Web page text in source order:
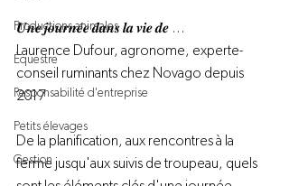
Productions animales
Équestre
Responsabilité d'entreprise
Petits élevages
Gestion
𝑼𝒏𝒆 𝒋𝒐𝒖𝒓𝒏𝒆́𝒆 𝒅𝒂𝒏𝒔 𝒍𝒂 𝒗𝒊𝒆 𝒅𝒆 …
Laurence Dufour, agronome, experte-
conseil ruminants chez Novago depuis
2017
De la planification, aux rencontres à la
ferme jusqu'aux suivis de troupeau, quels